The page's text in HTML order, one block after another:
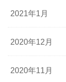
2021年1月
2020年12月
2020年11月